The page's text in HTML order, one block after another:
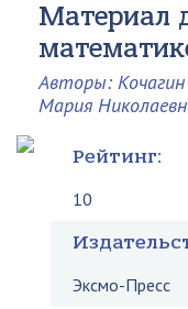
Материал
Авторы:
Мария
Рейтинг:
10
Эксмо-Пресс